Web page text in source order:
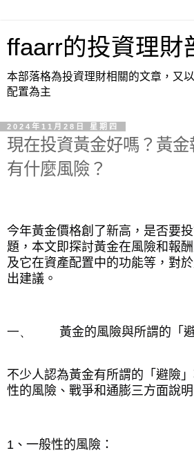
ffaarr的投資理財
本部落格為投資理財相關的文章，又
配置為主
2024年11月28日 星期四
現在投資黃金好嗎？黃金
有什麼風險？
今年黃金價格創了新高，是否要
題，本文即探討黃金在風險和報
及它在資產配置中的功能等，對
出建議。
一、 黃金的風險與所謂的「
不少人認為黃金有所謂的「避險
性的風險、戰爭和通膨三方面說明
1 、一般性的風險：